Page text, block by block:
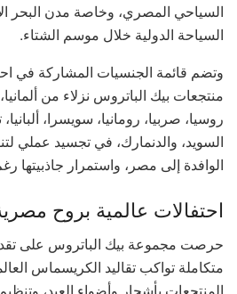
السياحي المصري، وخاصة مدن البحر
السياحة الدولية خلال موسم الشتاء.
وتضم قائمة الجنسيات المشاركة في
منتجعات بيك الباتروس نزلاء من ألمانيا،
روسيا، صربيا، رومانيا، سويسرا،
السويد، والدنمارك، في تجسيد عملي
الوافدة إلى مصر، واستمرار جاذبيتها
احتفالات عالمية بروح
حرصت مجموعة بيك الباتروس على
متكاملة تواكب تقاليد الكريسماس
المنتجعات بأشجار وأضواء العيد،